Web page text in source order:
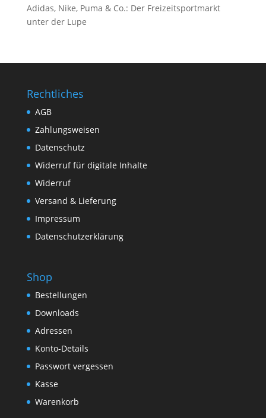
Adidas, Nike, Puma & Co.: Der Freizeitsportmarkt
unter der Lupe
Rechtliches
AGB
Zahlungsweisen
Datenschutz
Widerruf für digitale Inhalte
Widerruf
Versand & Lieferung
Impressum
Datenschutzerklärung
Shop
Bestellungen
Downloads
Adressen
Konto-Details
Passwort vergessen
Kasse
Warenkorb